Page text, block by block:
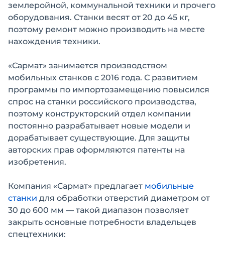
землеройной, коммунальной техники и прочего
оборудования. Станки весят от 20 до 45 кг,
поэтому ремонт можно производить на месте
нахождения техники.
«Сармат» занимается производством
мобильных станков с 2016 года. С развитием
программы по импортозамещению повысился
спрос на станки российского производства,
поэтому конструкторский отдел компании
постоянно разрабатывает новые модели и
дорабатывает существующие. Для защиты
авторских прав оформляются патенты на
изобретения.
Компания «Сармат» предлагает мобильные
станки для обработки отверстий диаметром от
30 до 600 мм — такой диапазон позволяет
закрыть основные потребности владельцев
спецтехники: